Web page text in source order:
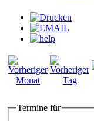
Termine für